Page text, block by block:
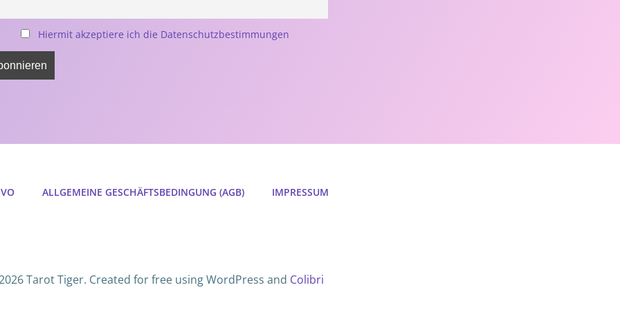
Hiermit akzeptiere ich die Datenschutzbestimmungen
ALLGEMEINE GESCHÄFTSBEDINGUNG (AGB) IMPRESSUM
Tarot Tiger. Created for free using WordPress and Colibri